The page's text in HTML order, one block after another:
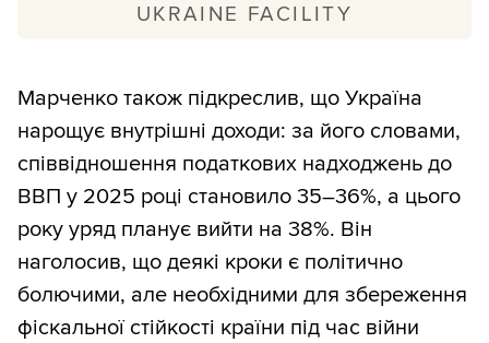
UKRAINE FACILITY
млрд євро. Загалом план містить 151
індикатор за 69 напрямками реформ.
За даними VoxUkraine, у 2025 році не
виконано 14 індикаторів на суму понад
3,9 млрд євро, з них 10 — четвертого
кварталу. Серед хронічно невиконаних —
добір суддів до Вищого антикорупційного
Марченко також підкреслив, що Україна
нарощує внутрішні доходи: за його словами,
співвідношення податкових надходжень до
ВВП у 2025 році становило 35–36%, а цього
року уряд планує вийти на 38%. Він
наголосив, що деякі кроки є політично
болючими, але необхідними для збереження
фіскальної стійкості країни під час війни